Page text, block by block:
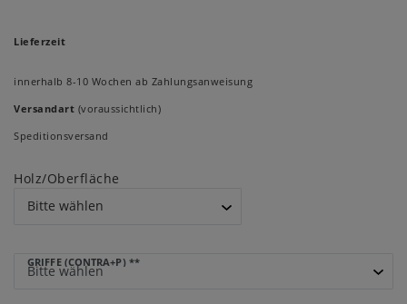
Lieferzeit
innerhalb 8-10 Wochen ab Zahlungsanweisung
Versandart (voraussichtlich)
Speditionsversand
Holz/Oberfläche
GRIFFE (CONTRA+P) **